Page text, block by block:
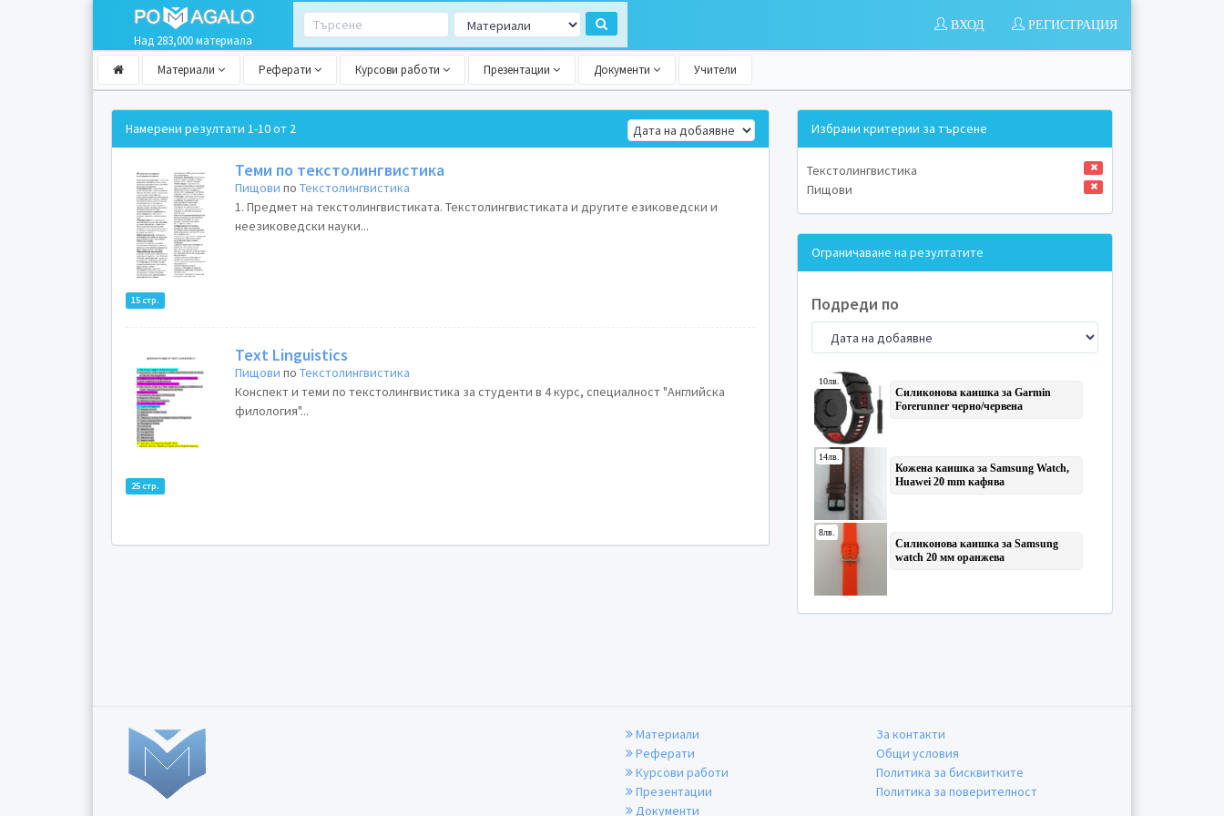
Над 283,000 материала
РЕГИСТРАЦИЯ
ВХОД
Материали Реферати Курсови работи Презентации Документи Учители
Намерени резултати 1-10 от 2
15 стр.
Теми по текстолингвистика
Пищови поТекстолингвистика
1. Предмет на текстолингвистиката. Текстолингвистиката и другите езиковедски и
неезиковедски науки...
25 стр.
Text Linguistics
Пищови поТекстолингвистика
Конспект и теми по текстолингвистика за студенти в 4 курс, специалност "Английска
филология"...
Избрани критерии за търсене
Текстолингвистика
Пищови
Ограничаване на резултатите
Подреди по
Материали
Реферати
Курсови работи
Презентации
Документи
За контакти
Общи условия
Политика за бисквитките
Политика за поверителност